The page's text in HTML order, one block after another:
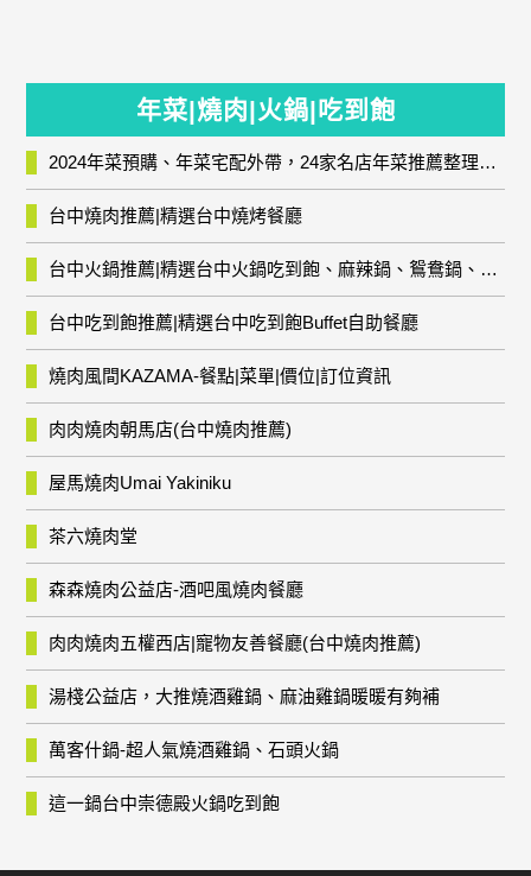
年菜|燒肉|火鍋|吃到飽
2024年菜預購、年菜宅配外帶，24家名店年菜推薦整理，圍爐輕鬆上菜團圓趣
台中燒肉推薦|精選台中燒烤餐廳
台中火鍋推薦|精選台中火鍋吃到飽、麻辣鍋、鴛鴦鍋、石頭火鍋、酸菜白肉鍋、海鮮鍋、燒酒雞、麻油雞、壽喜燒等熱門人氣火鍋店!
台中吃到飽推薦|精選台中吃到飽Buffet自助餐廳
燒肉風間KAZAMA-餐點|菜單|價位|訂位資訊
肉肉燒肉朝馬店(台中燒肉推薦)
屋馬燒肉Umai Yakiniku
茶六燒肉堂
森森燒肉公益店-酒吧風燒肉餐廳
肉肉燒肉五權西店|寵物友善餐廳(台中燒肉推薦)
湯棧公益店，大推燒酒雞鍋、麻油雞鍋暖暖有夠補
萬客什鍋-超人氣燒酒雞鍋、石頭火鍋
這一鍋台中崇德殿火鍋吃到飽